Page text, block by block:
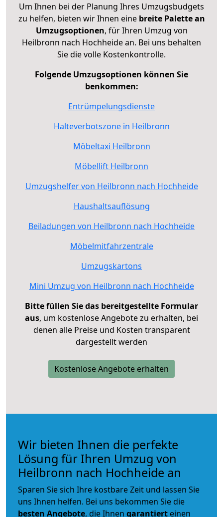
Um Ihnen bei der Planung Ihres Umzugsbudgets
zu helfen, bieten wir Ihnen eine breite Palette an
Umzugsoptionen, für Ihren Umzug von
Heilbronn nach Hochheide an. Bei uns behalten
Sie die volle Kostenkontrolle.
Folgende Umzugsoptionen können Sie
benkommen:
Entrümpelungsdienste
Halteverbotszone in Heilbronn
Möbeltaxi Heilbronn
Möbellift Heilbronn
Umzugshelfer von Heilbronn nach Hochheide
Haushaltsauflösung
Beiladungen von Heilbronn nach Hochheide
Möbelmitfahrzentrale
Umzugskartons
Mini Umzug von Heilbronn nach Hochheide
Bitte füllen Sie das bereitgestellte Formular
aus, um kostenlose Angebote zu erhalten, bei
denen alle Preise und Kosten transparent
dargestellt werden
Kostenlose Angebote erhalten
Wir bieten Ihnen die perfekte
Lösung für Ihren Umzug von
Heilbronn nach Hochheide an
Sparen Sie sich Ihre kostbare Zeit und lassen Sie
uns Ihnen helfen. Bei uns bekommen Sie die
besten Angebote, die Ihnen garantiert einen